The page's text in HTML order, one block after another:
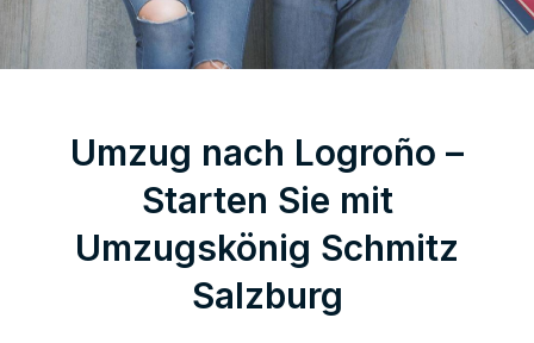
Umzug nach Logroño –
Starten Sie mit
Umzugskönig Schmitz
Salzburg